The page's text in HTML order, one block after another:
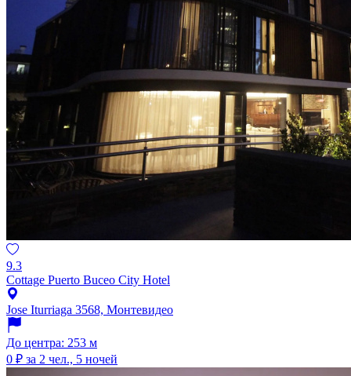
9.3
Cottage Puerto Buceo City Hotel
Jose Iturriaga 3568, Монтевидео
До центра: 253 м
0 ₽ за 2 чел., 5 ночей